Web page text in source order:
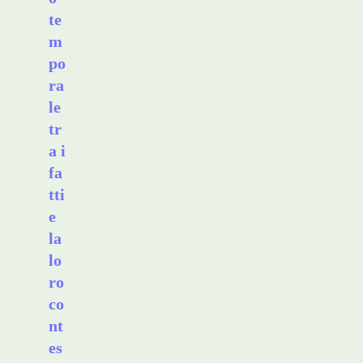
te
m
po
ra
le
tr
a i
fa
tti
e
la
lo
ro
co
nt
es